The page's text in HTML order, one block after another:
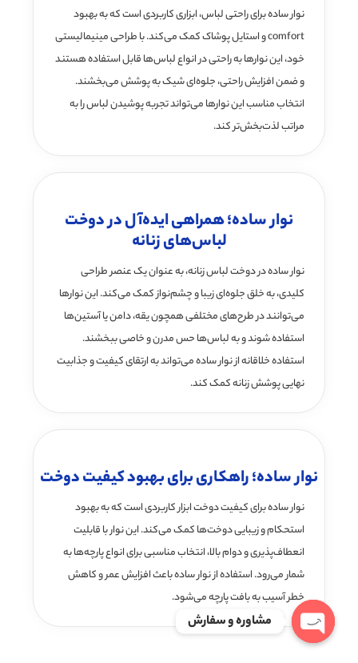
نوار ساده برای راحتی لباس، ابزاری کاربردی است که به بهبود
comfort و استایل پوشاک کمک می‌کند. با طراحی مینیمالیستی
خود، این نوارها به راحتی در انواع لباس‌ها قابل استفاده هستند
و ضمن افزایش راحتی، جلوه‌ای شیک به پوشش می‌بخشند.
انتخاب مناسب این نوارها می‌تواند تجربه پوشیدن لباس را به
مراتب لذت‌بخش‌تر کند.
نوار ساده؛ همراهی ایده‌آل در دوخت
لباس‌های زنانه
نوار ساده در دوخت لباس زنانه، به عنوان یک عنصر طراحی
کلیدی، به خلق جلوه‌ای زیبا و چشم‌نواز کمک می‌کند. این نوارها
می‌توانند در طرح‌های مختلفی همچون یقه، دامن یا آستین‌ها
استفاده شوند و به لباس‌ها حس مدرن و خاصی ببخشند.
استفاده خلاقانه از نوار ساده می‌تواند به ارتقای کیفیت و جذابیت
نهایی پوشش زنانه کمک کند.
نوار ساده؛ راهکاری برای بهبود کیفیت دوخت
نوار ساده برای کیفیت دوخت ابزار کاربردی است که به بهبود
استحکام و زیبایی دوخت‌ها کمک می‌کند. این نوار با قابلیت‌
انعطاف‌پذیری و دوام بالا، انتخاب مناسبی برای انواع پارچه‌ها به
شمار می‌رود. استفاده از نوار ساده باعث افزایش عمر و کاهش
خطر آسیب به بافت پارچه می‌شود.
مشاوره و سفارش
Open chaty